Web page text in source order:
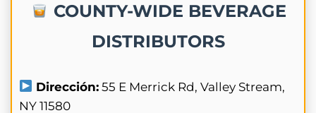
COUNTY-WIDE BEVERAGE
DISTRIBUTORS
Dirección: 55 E Merrick Rd, Valley Stream,
NY 11580